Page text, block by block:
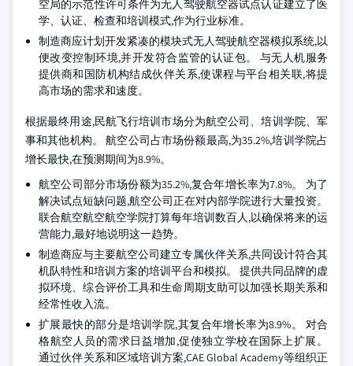
空局的示范性许可条件为无人驾驶航空器试点认证建立了医
学、认证、检查和培训模式,作为行业标准。
制造商应计划开发紧凑的模块式无人驾驶航空器模拟系统,以
便改变控制环境,并开发符合监管的认证包。 与无人机服务
提供商和国防机构结成伙伴关系,使课程与平台相关联,将提
高市场的需求和速度。
根据最终用途,民航飞行培训市场分为航空公司、培训学院、军
事和其他机构。 航空公司占市场份额最高,为35.2%,培训学院占
增长最快,在预测期间为8.9%。
航空公司部分市场份额为35.2%,复合年增长率为7.8%。 为了
解决试点短缺问题,航空公司正在对内部学院进行大量投资。
联合航空航空航空学院打算每年培训数百人,以确保将来的运
营能力,最好地说明这一趋势。
制造商应与主要航空公司建立专属伙伴关系,共同设计符合其
机队特性和培训方案的培训平台和模拟。 提供共同品牌的虚
拟环境、综合评价工具和生命周期支助可以加强长期关系和
经常性收入流。
扩展最快的部分是培训学院,其复合年增长率为8.9%。 对合
格航空人员的需求日益增加,促使独立学校在国际上扩展。
通过伙伴关系和区域培训方案,CAE Global Academy等组织正